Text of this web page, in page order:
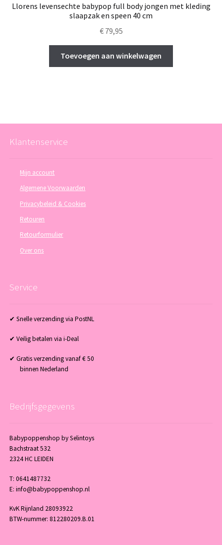
Llorens levensechte babypop full body jongen met kleding
slaapzak en speen 40 cm
€79,95
Toevoegen aan winkelwagen
Klantenservice
Mijn account
Algemene Voorwaarden
Privacybeleid & Cookies
Retouren
Retourformulier
Over ons
Service
✔ Snelle verzending via PostNL
✔ Veilig betalen via i-Deal
✔ Gratis verzending vanaf € 50
binnen Nederland
Bedrijfsgegevens
Babypoppenshop by Selintoys
Bachstraat 532
2324 HC LEIDEN
T: 0641487732
E: info@babypoppenshop.nl
KvK Rijnland 28093922
BTW-nummer: 812280209.B.01